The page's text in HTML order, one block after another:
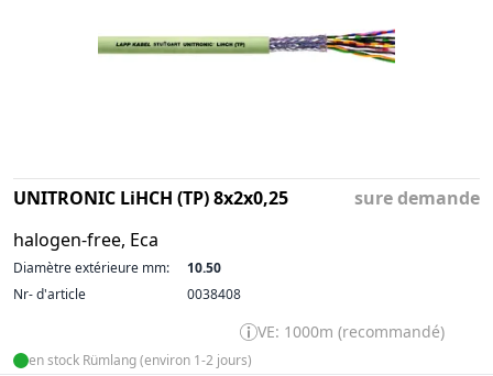
UNITRONIC LiHCH (TP) 8x2x0,25
halogen-free, Eca
sure demande
Diamètre extérieure mm:
10.50
Nr- d'article
0038408
VE: 1000m (recommandé)
en stock Rümlang (environ 1-2 jours)